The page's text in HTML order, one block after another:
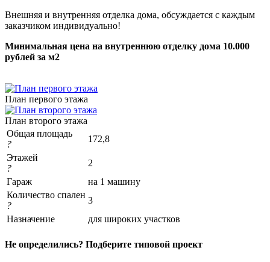
Внешняя и внутренняя отделка дома, обсуждается с каждым
заказчиком индивидуально!
Минимальная цена на внутреннюю отделку дома 10.000
рублей за м2
План первого этажа
План второго этажа
Общая площадь
?
172,8
Этажей
?
2
Гараж
на 1 машину
Количество спален
?
3
Назначение
для широких участков
Не определились? Подберите типовой проект